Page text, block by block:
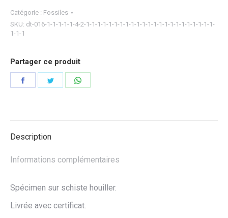
Catégorie : Fossiles
SKU: dt-016-1-1-1-1-1-4-2-1-1-1-1-1-1-1-1-1-1-1-1-1-1-1-1-1-1-1-1-1-1-1-
1-1-1
Partager ce produit
Partager Partager
Description
Informations complémentaires
Spécimen sur schiste houiller.
Livrée avec certificat.